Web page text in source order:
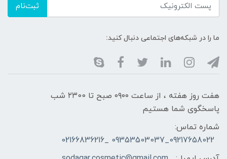
ثبت‌نام
ما را در شبکه‌های اجتماعی دنبال کنید:
هفت روز هفته ، از ساعت ۰۹۰۰ صبح تا ۲۳00 شب
پاسخگوی شما هستیم
شماره تماس:
09217658022_09353503037 _02166836216